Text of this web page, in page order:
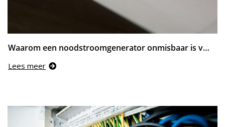
Waarom een noodstroomgenerator onmisbaar is voor jouw bedrijfszekerheid
Lees meer